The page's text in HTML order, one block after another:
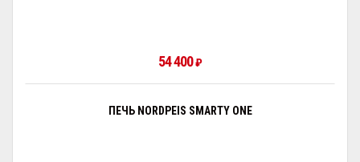
54 400₽
ПЕЧЬ NORDPEIS SMARTY ONE